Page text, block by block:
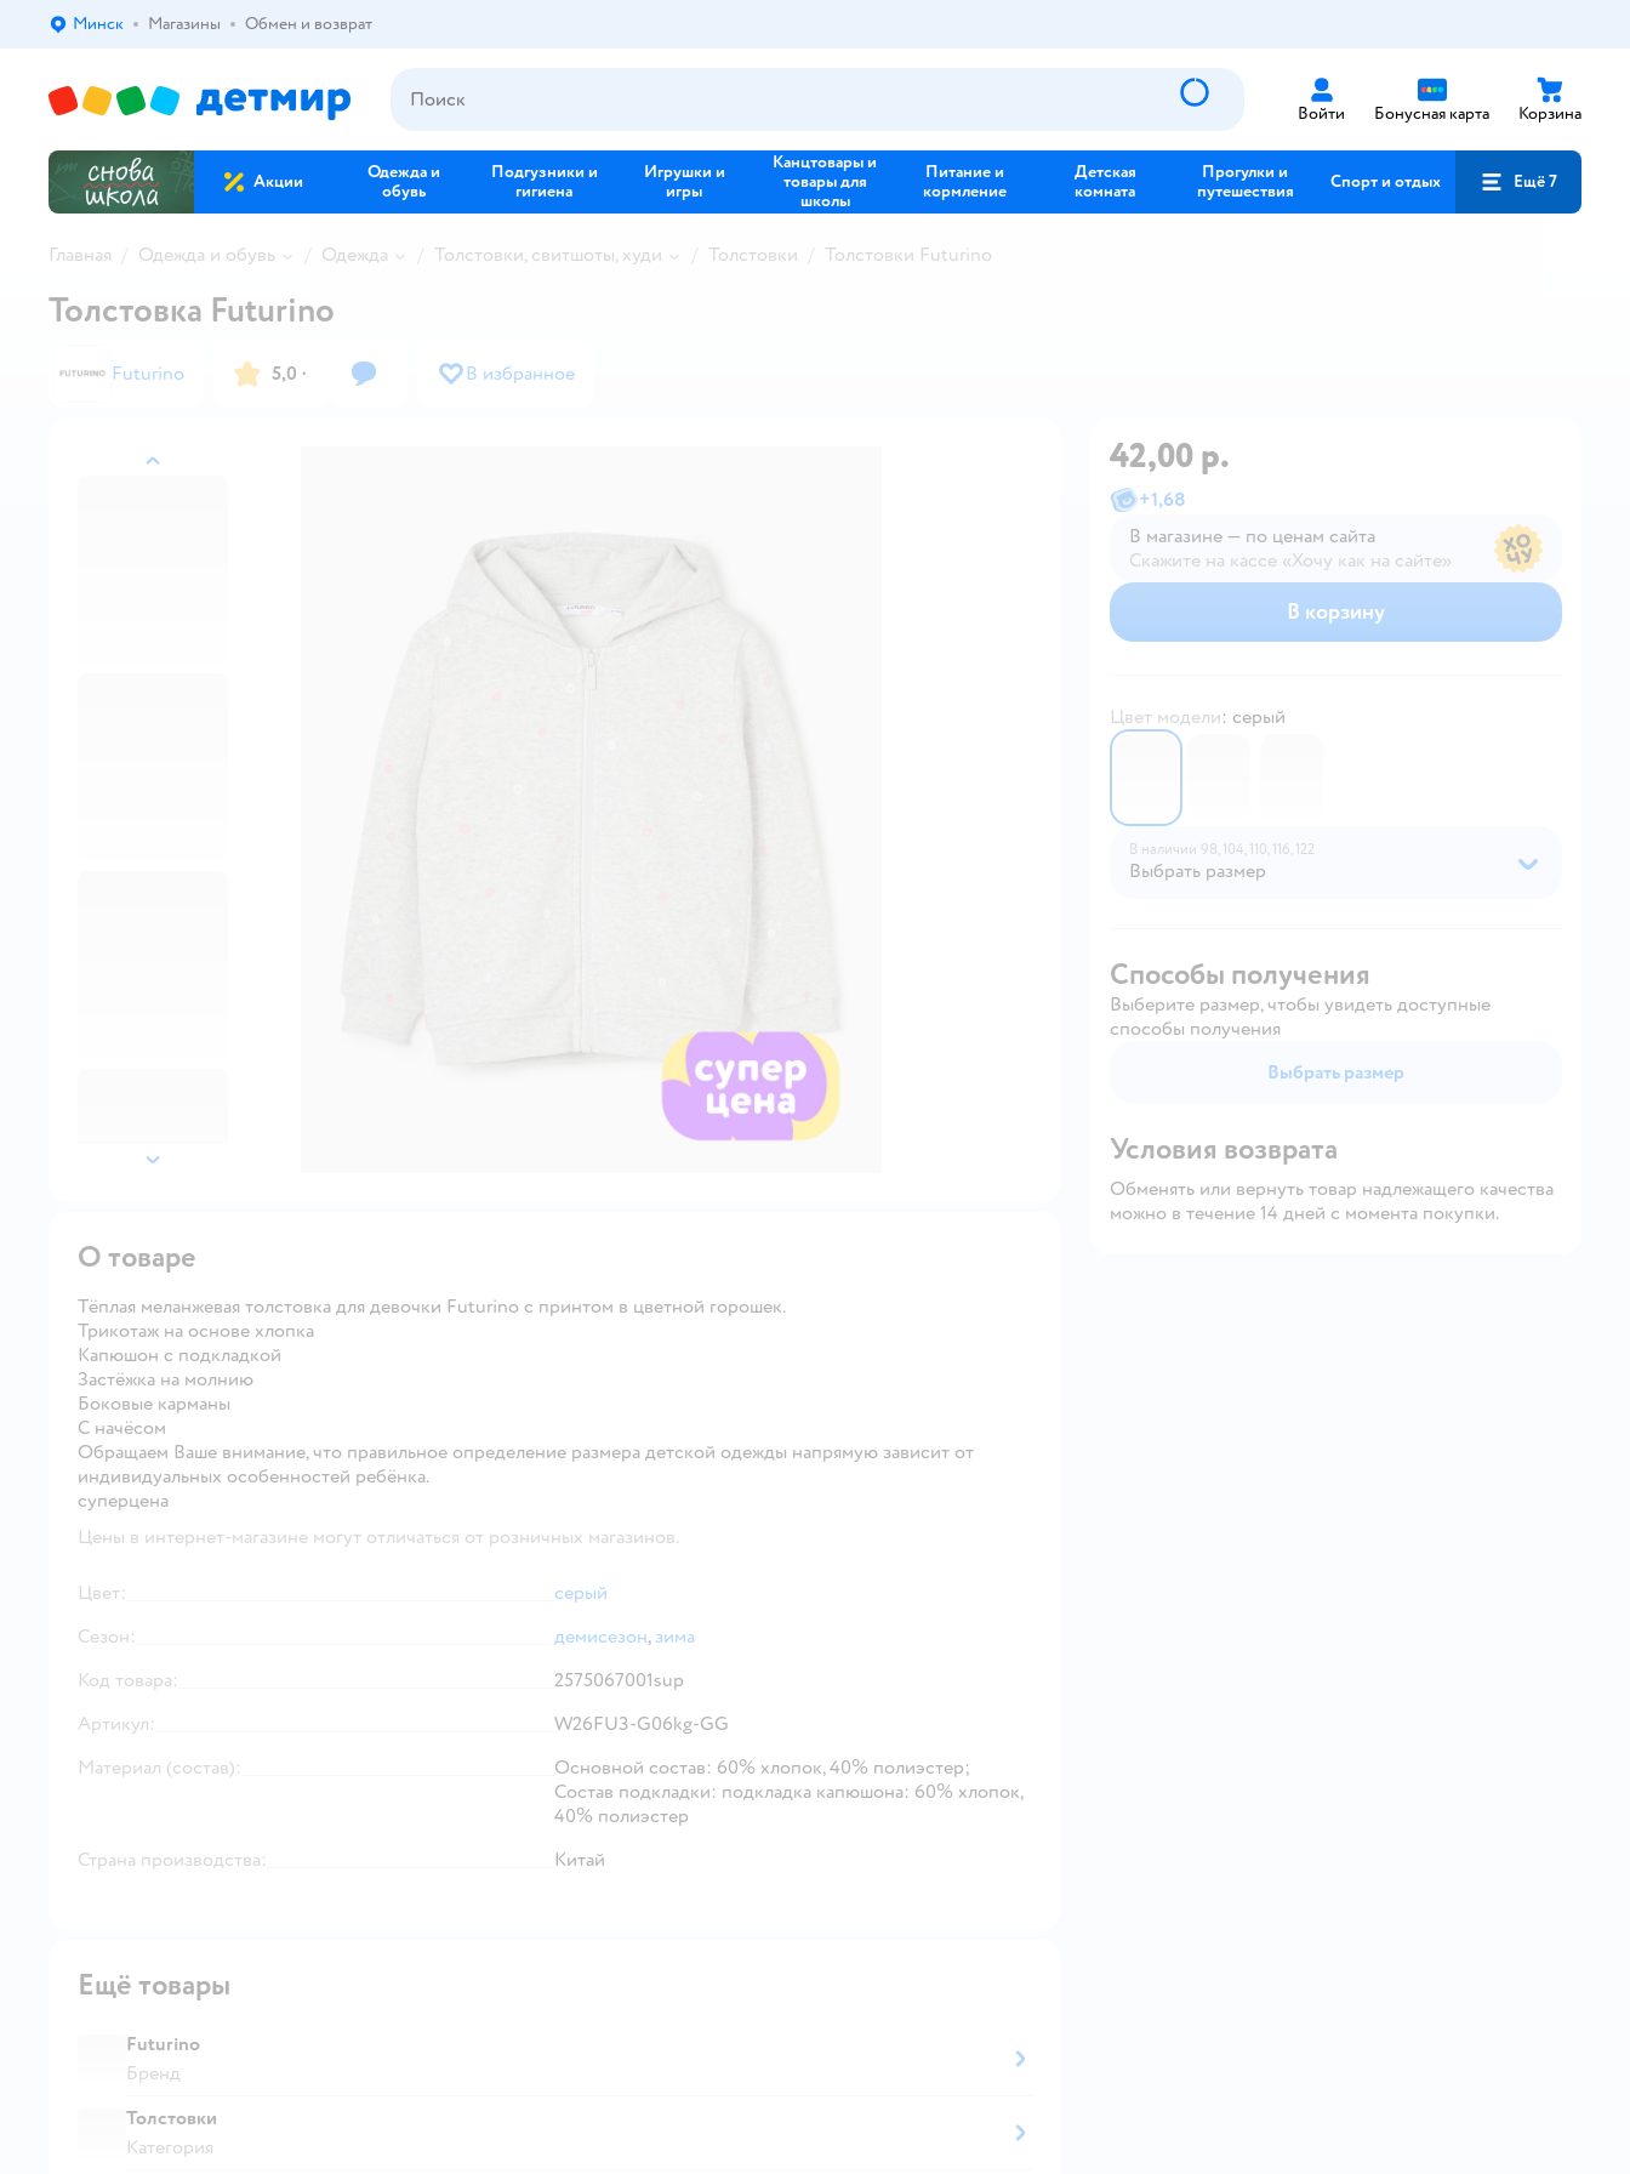
Выбор адреса доставки.
Минск Магазины Обмен и возврат
Войти Бонусная карта Корзина
Акции
Одежда и
обувь
Подгузники и
гигиена
Игрушки и
игры
Канцтовары и
товары для
школы
Питание и
кормление
Детская
комната
Прогулки и
путешествия
Спорт и отдых Ещё 7
Главная Одежда и обувь Одежда Толстовки, свитшоты, худи Толстовки Толстовки Futurino
назад
далее
Толстовка Futurino
Futurino 5,0 · В избранное
42,00 р.
+1,68
В магазине — по ценам сайта
Скажите на кассе «Хочу как на сайте»
В магазине — по ценам сайта
В корзину
Цвет модели: серый
7089446
В наличии 98, 104, 110, 116, 122
Выбрать размер
Способы получения
Выберите размер, чтобы увидеть доступные
способы получения
Выбрать размер
Условия возврата
Обменять или вернуть товар надлежащего качества
можно в течение 14 дней с момента покупки.
О товаре
Тёплая меланжевая толстовка для девочки Futurino с принтом в цветной горошек.
Трикотаж на основе хлопка
Капюшон с подкладкой
Застёжка на молнию
Боковые карманы
С начёсом
Обращаем Ваше внимание, что правильное определение размера детской одежды напрямую зависит от
индивидуальных особенностей ребёнка.
суперцена
Цены в интернет-магазине могут отличаться от розничных магазинов.
Цвет:
серый
Сезон:
демисезон,зима
Код товара:
2575067001sup
Артикул:
W26FU3-G06kg-GG
Материал (состав):
Основной состав: 60% хлопок, 40% полиэстер;
Состав подкладки: подкладка капюшона: 60% хлопок,
40% полиэстер
Страна производства:
Китай
Ещё товары
Futurino
Бренд
Толстовки
Категория